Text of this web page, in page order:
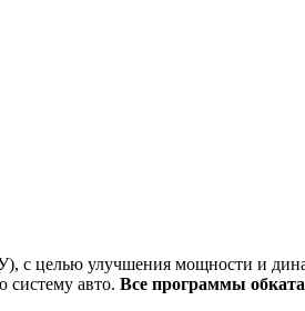
с целью улучшения мощности и
систему авто. Все программы